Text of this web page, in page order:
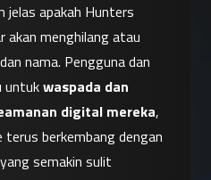
jelas apakah Hunters
akan menghilang atau
nama. Pengguna dan
untuk waspada dan
digital mereka,
berkembang dengan
semakin sulit